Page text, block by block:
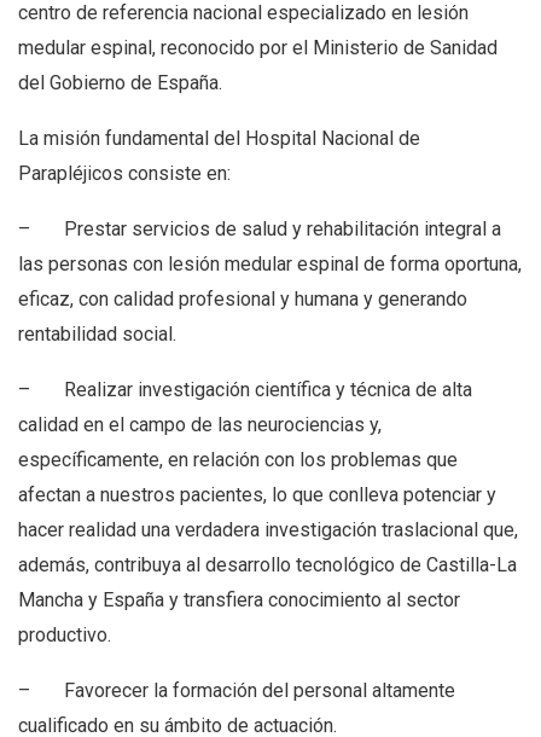
centro de referencia nacional especializado en lesión
medular espinal, reconocido por el Ministerio de Sanidad
del Gobierno de España.
La misión fundamental del Hospital Nacional de
Parapléjicos consiste en:
– Prestar servicios de salud y rehabilitación integral a
las personas con lesión medular espinal de forma oportuna,
eficaz, con calidad profesional y humana y generando
rentabilidad social.
– Realizar investigación científica y técnica de alta
calidad en el campo de las neurociencias y,
específicamente, en relación con los problemas que
afectan a nuestros pacientes, lo que conlleva potenciar y
hacer realidad una verdadera investigación traslacional que,
además, contribuya al desarrollo tecnológico de Castilla-La
Mancha y España y transfiera conocimiento al sector
productivo.
– Favorecer la formación del personal altamente
cualificado en su ámbito de actuación.